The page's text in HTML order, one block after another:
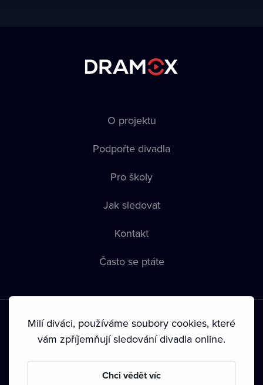
O projektu
Podpořte divadla
Pro školy
Jak sledovat
Kontakt
Často se ptáte
Podmínky používání • Ochrana soukromí • Zásady používání
• Autorská práva•
Milí diváci, používáme soubory cookies, které
vám zpříjemňují sledování divadla online.
Chci vědět víc